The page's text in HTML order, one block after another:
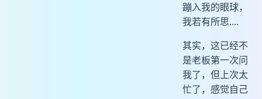
蹦入我的眼球，
我若有所思....
其实，这已经不
是老板第一次问
我了，但上次太
忙了，感觉自己